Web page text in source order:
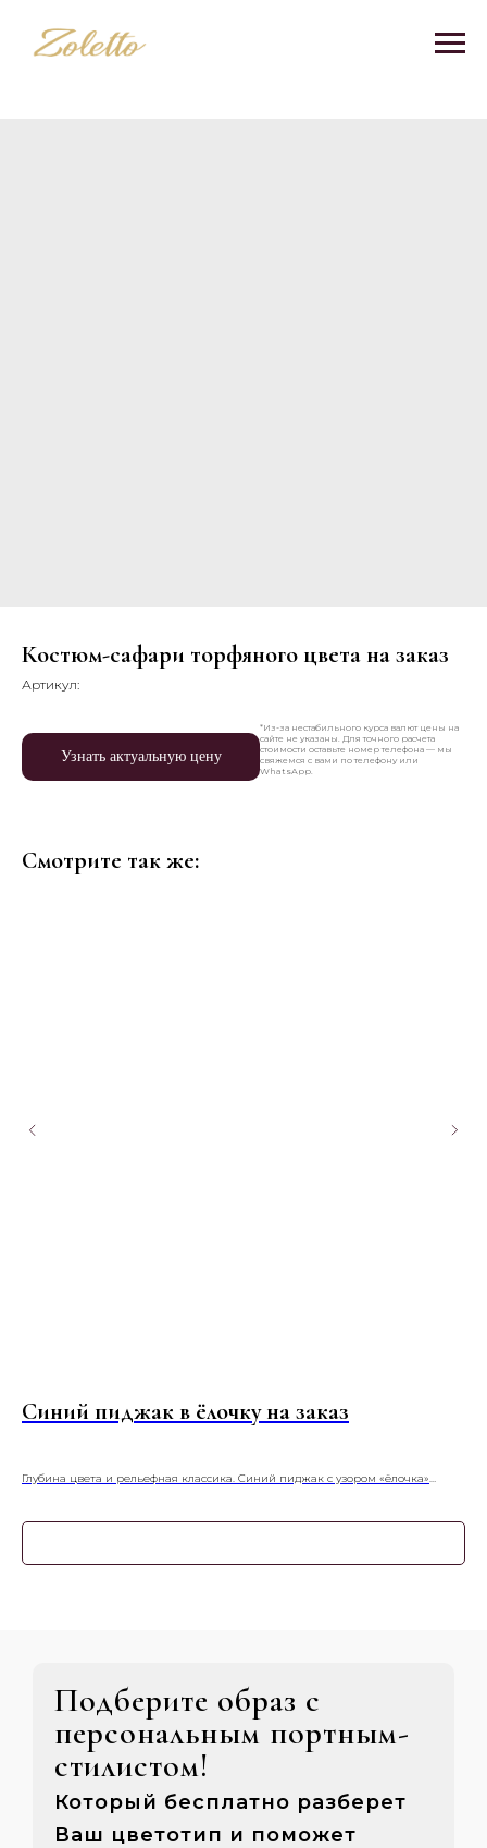
Костюм-сафари торфяного цвета на заказ
Артикул:
Узнать актуальную цену
*Из-за нестабильного курса валют цены на
сайте не указаны. Для точного расчета
стоимости оставьте номер телефона — мы
свяжемся с вами по телефону или
WhatsApp.
Смотрите так же:
Синий пиджак в ёлочку на заказ
Глубина цвета и рельефная классика. Синий пиджак с узором «ёлочка»
Подберите образ с
персональным портным-
стилистом!
Который бесплатно разберет
Ваш цветотип и поможет